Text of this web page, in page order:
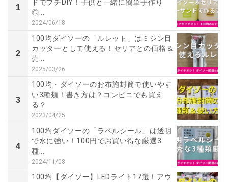
1
ドでプチDIY！子供と一緒に簡単手作り
◎...
2024/06/18
2
100均ダイソーの「ルレット」はミシン目
カッターとして使える！セリアとの価格＆
売...
2025/03/26
3
100均・ダイソーのお布施封筒で使いやす
い3種類！書き方は？コンビニでも買え
る？
2023/04/25
4
100均ダイソーの「ラベルシール」は透明
で水に強い！100円でお買い得な厳選3
種...
2024/11/08
100均【ダイソー】LEDライト17選！アウ